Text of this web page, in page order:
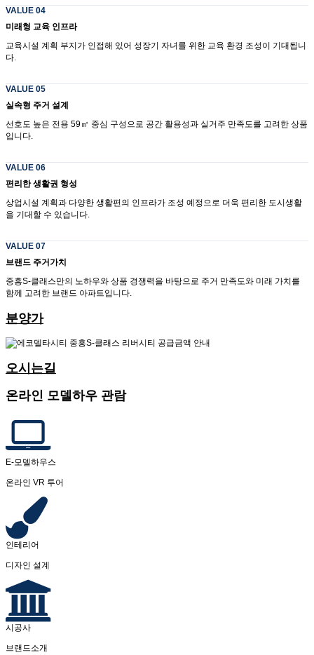
VALUE 04
미래형 교육 인프라
교육시설 계획 부지가 인접해 있어 성장기 자녀를 위한 교육 환경 조성이 기대됩니
다.
VALUE 05
실속형 주거 설계
선호도 높은 전용 59㎡ 중심 구성으로 공간 활용성과 실거주 만족도를 고려한 상품
입니다.
VALUE 06
편리한 생활권 형성
상업시설 계획과 다양한 생활편의 인프라가 조성 예정으로 더욱 편리한 도시생활
을 기대할 수 있습니다.
VALUE 07
브랜드 주거가치
중흥S-클래스만의 노하우와 상품 경쟁력을 바탕으로 주거 만족도와 미래 가치를
함께 고려한 브랜드 아파트입니다.
분양가
오시는길
온라인 모델하우 관람
E-모델하우스
온라인 VR 투어
인테리어
디자인 설계
시공사
브랜드소개